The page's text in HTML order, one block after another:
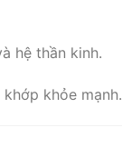
hệ thần kinh.
khỏe mạnh.